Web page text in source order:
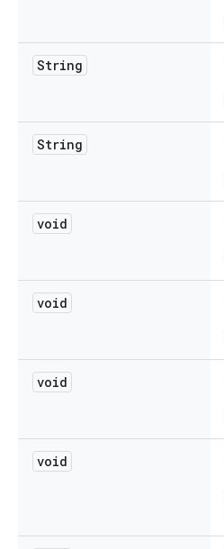
String
String
void
void
void
void